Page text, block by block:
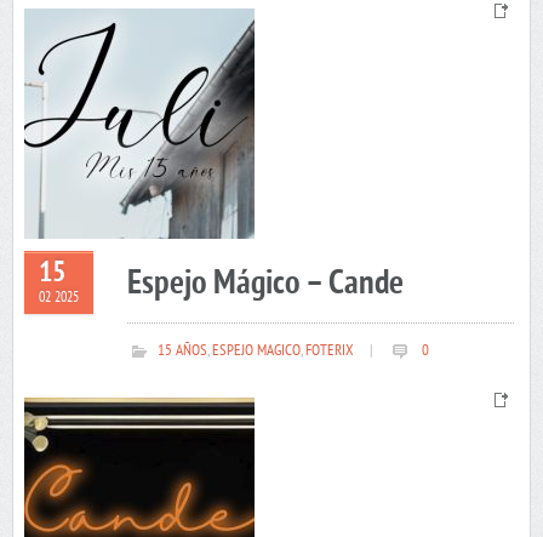
15
02 2025 Espejo Mágico – Cande
15 AÑOS,ESPEJO MAGICO,FOTERIX 0